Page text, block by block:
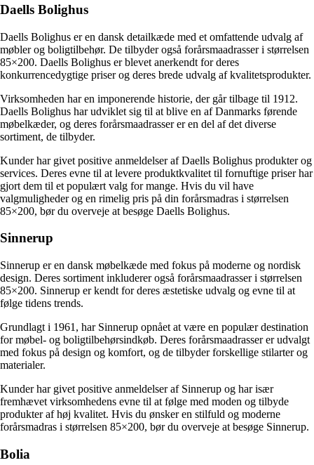
Daells Bolighus
Daells Bolighus er en dansk detailkæde med et omfattende udvalg af
møbler og boligtilbehør. De tilbyder også forårsmaadrasser i størrelsen
85×200. Daells Bolighus er blevet anerkendt for deres
konkurrencedygtige priser og deres brede udvalg af kvalitetsprodukter.
Virksomheden har en imponerende historie, der går tilbage til 1912.
Daells Bolighus har udviklet sig til at blive en af Danmarks førende
møbelkæder, og deres forårsmaadrasser er en del af det diverse
sortiment, de tilbyder.
Kunder har givet positive anmeldelser af Daells Bolighus produkter og
services. Deres evne til at levere produktkvalitet til fornuftige priser har
gjort dem til et populært valg for mange. Hvis du vil have
valgmuligheder og en rimelig pris på din forårsmadras i størrelsen
85×200, bør du overveje at besøge Daells Bolighus.
Sinnerup
Sinnerup er en dansk møbelkæde med fokus på moderne og nordisk
design. Deres sortiment inkluderer også forårsmaadrasser i størrelsen
85×200. Sinnerup er kendt for deres æstetiske udvalg og evne til at
følge tidens trends.
Grundlagt i 1961, har Sinnerup opnået at være en populær destination
for møbel- og boligtilbehørsindkøb. Deres forårsmaadrasser er udvalgt
med fokus på design og komfort, og de tilbyder forskellige stilarter og
materialer.
Kunder har givet positive anmeldelser af Sinnerup og har især
fremhævet virksomhedens evne til at følge med moden og tilbyde
produkter af høj kvalitet. Hvis du ønsker en stilfuld og moderne
forårsmadras i størrelsen 85×200, bør du overveje at besøge Sinnerup.
Bolia